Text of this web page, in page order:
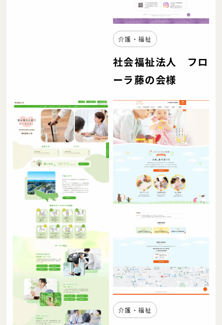
介護・福祉
社会福祉法人 フロ
ーラ藤の会様
介護・福祉